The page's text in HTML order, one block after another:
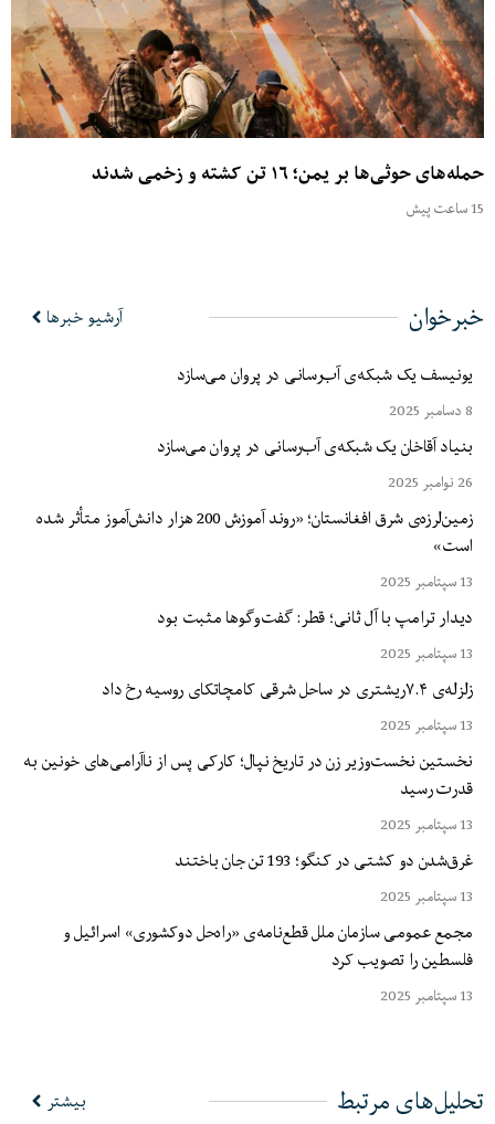
حمله‌های حوثی‌ها بر یمن؛ ۱۶ تن کشته و زخمی شدند
15 ساعت پیش
خبرخوان
آرشیو خبرها
یونیسف یک شبکه‌ی آب‌رسانی در پروان می‌سازد
8 دسامبر 2025
بنیاد آقاخان یک شبکه‌ی آب‌رسانی در پروان می‌سازد
26 نوامبر 2025
زمین‌لرزه‌ی شرق افغانستان؛ «روند آموزش 200 هزار دانش‌آموز متأثر شده
است»
13 سپتامبر 2025
دیدار ترامپ با آل ثانی؛ قطر: گفت‌وگوها مثبت بود
13 سپتامبر 2025
زلزله‌ی ۷.۴ریشتری در ساحل شرقی کامچاتکای روسیه رخ داد
13 سپتامبر 2025
نخستین نخست‌وزیر زن در تاریخ نپال؛ کارکی پس از ناآرامی‌های خونین به
قدرت رسید
13 سپتامبر 2025
غرق‌شدن دو کشتی در کنگو؛ 193 تن جان باختند
13 سپتامبر 2025
مجمع عمومی سازمان ملل قطع‌نامه‌ی «راه‌حل دوکشوری» اسرائیل و
فلسطین را تصویب کرد
13 سپتامبر 2025
تحلیل‌های مرتبط بیشتر